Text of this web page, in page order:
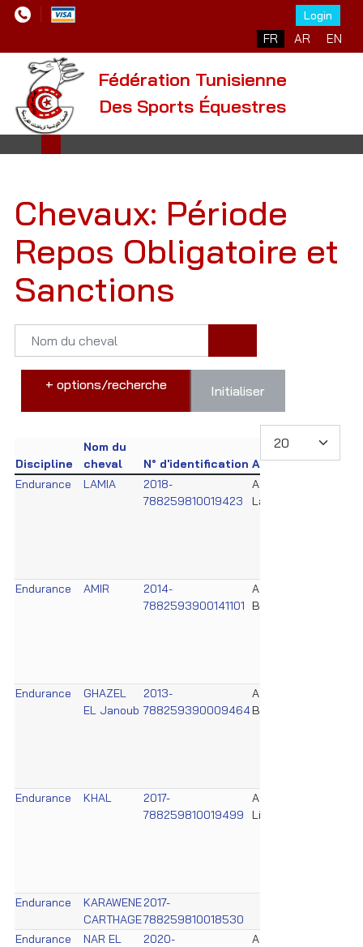
Login
FR AR EN
Fédération Tunisienne
Des Sports Équestres
Chevaux: Période
Repos Obligatoire et
Sanctions
Initialiser
Discipline
Nom du
cheval
N° d'identification Association
Endurance
LAMIA
2018-
788259810019423
Ass. Horse
Land
Endurance
AMIR
2014-
7882593900141101
Ass. Equi
Brother's
Endurance
GHAZEL
EL Janoub
2013-
788259390009464
Ass. Equi
Brother's
Endurance
KHAL
2017-
788259810019499
Ass. Cheval
Libre
Endurance
KARAWENE
CARTHAGE
2017-
788259810018530
Endurance
NAR EL
2020-
Ass. Équestre